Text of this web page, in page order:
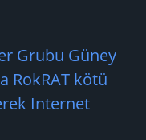
Grubu Güney
RokRAT kötü
Internet